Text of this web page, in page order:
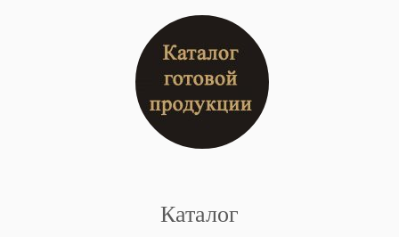
Каталог